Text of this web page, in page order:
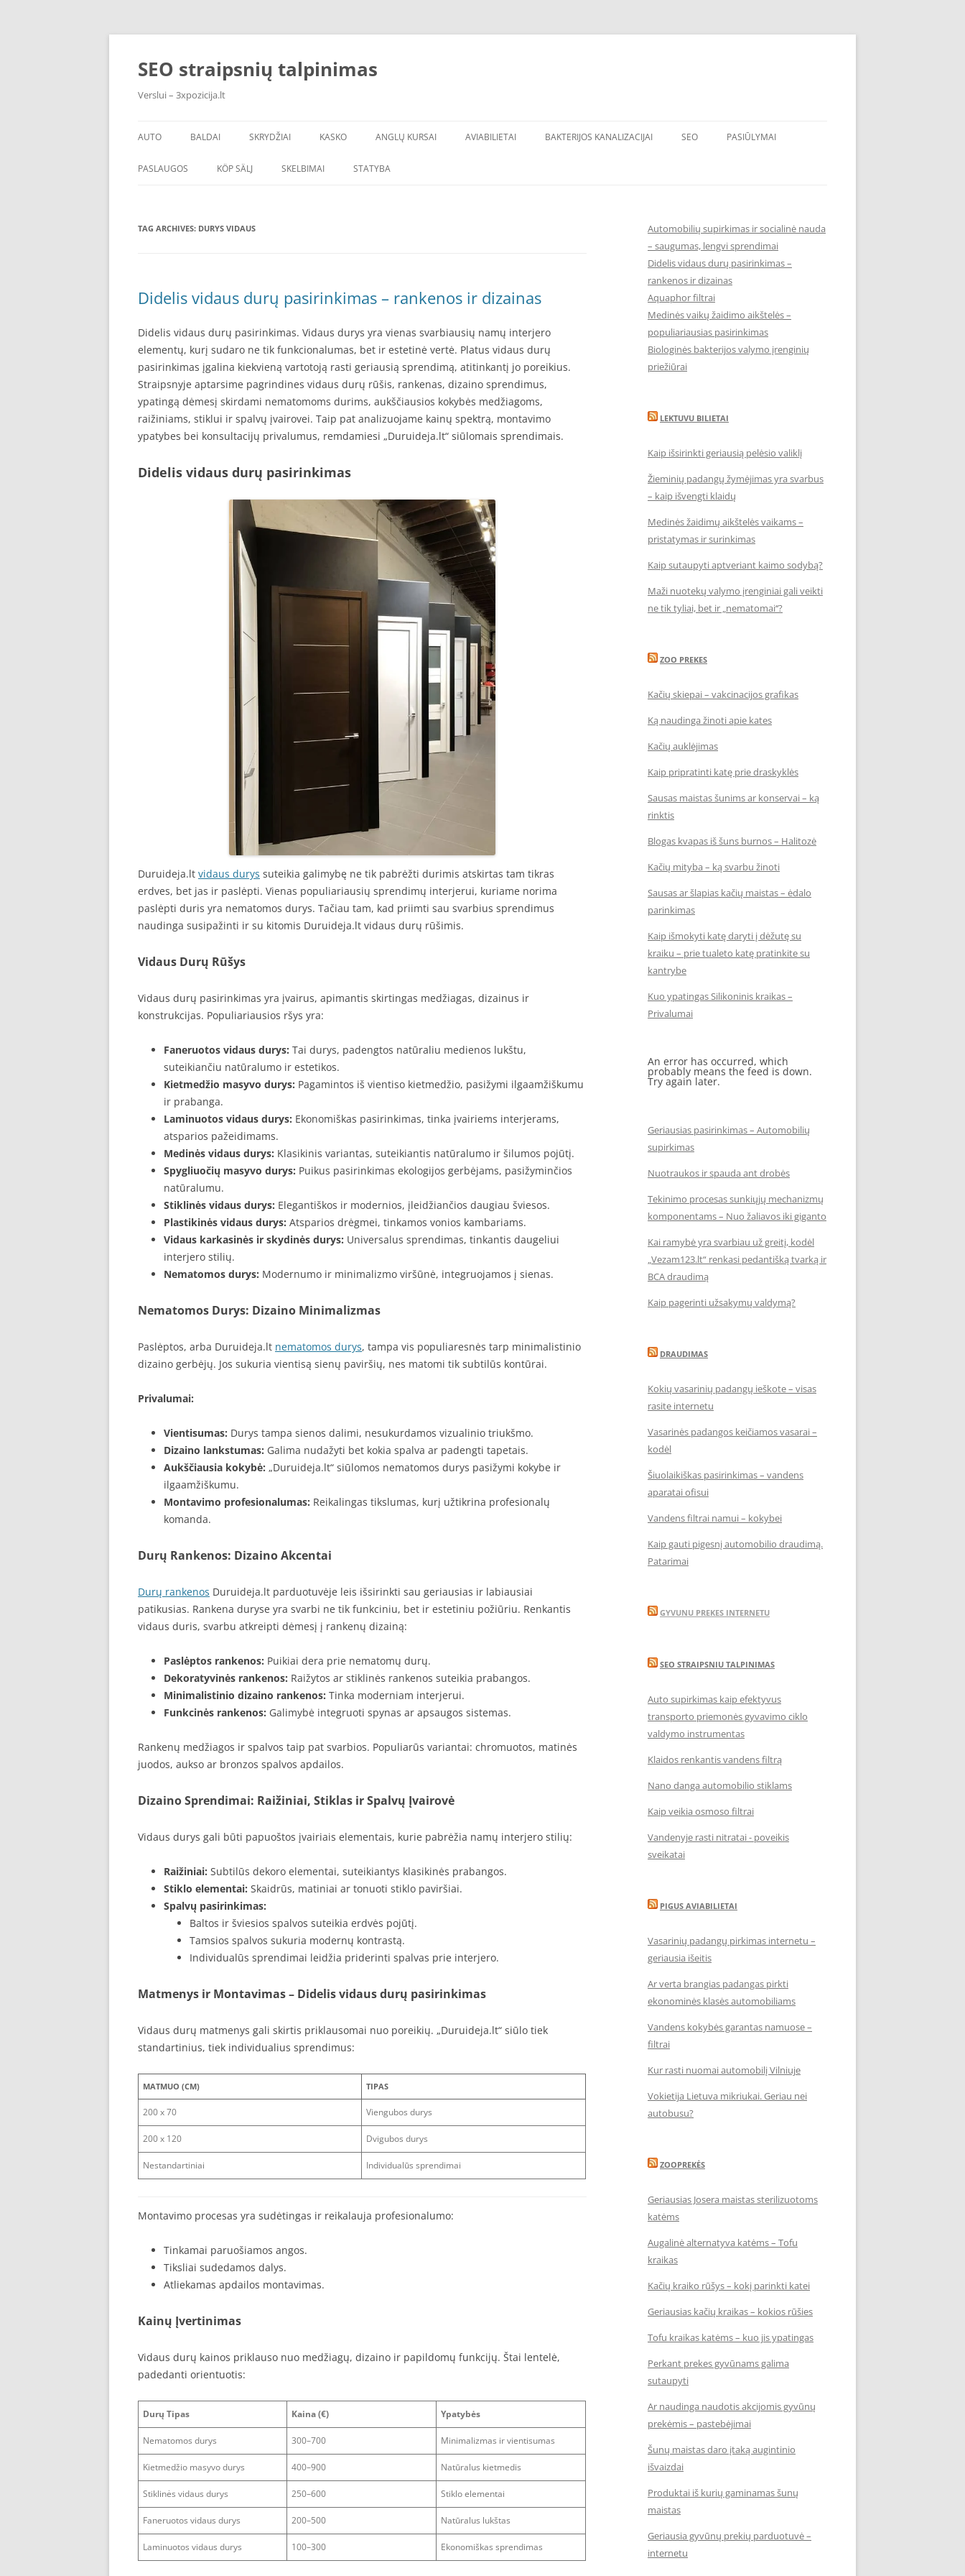
Skip
SEO straipsnių talpinimas
Verslui – 3xpozicija.lt
AUTO BALDAI SKRYDŽIAI KASKO ANGLŲ KURSAI AVIABILIETAI BAKTERIJOS KANALIZACIJAI SEO PASIŪLYMAI
PASLAUGOS KÖP SÄLJ SKELBIMAI STATYBA
TAG ARCHIVES: DURYS VIDAUS
Didelis vidaus durų pasirinkimas – rankenos ir dizainas
Didelis vidaus durų pasirinkimas. Vidaus durys yra vienas svarbiausių namų interjero
elementų, kurį sudaro ne tik funkcionalumas, bet ir estetinė vertė. Platus vidaus durų
pasirinkimas įgalina kiekvieną vartotoją rasti geriausią sprendimą, atitinkantį jo poreikius.
Straipsnyje aptarsime pagrindines vidaus durų rūšis, rankenas, dizaino sprendimus,
ypatingą dėmesį skirdami nematomoms durims, aukščiausios kokybės medžiagoms,
raižiniams, stiklui ir spalvų įvairovei. Taip pat analizuojame kainų spektrą, montavimo
ypatybes bei konsultacijų privalumus, remdamiesi „Duruideja.lt“ siūlomais sprendimais.
Didelis vidaus durų pasirinkimas
Duruideja.lt vidaus durys suteikia galimybę ne tik pabrėžti durimis atskirtas tam tikras
erdves, bet jas ir paslėpti. Vienas populiariausių sprendimų interjerui, kuriame norima
paslėpti duris yra nematomos durys. Tačiau tam, kad priimti sau svarbius sprendimus
naudinga susipažinti ir su kitomis Duruideja.lt vidaus durų rūšimis.
Vidaus Durų Rūšys
Vidaus durų pasirinkimas yra įvairus, apimantis skirtingas medžiagas, dizainus ir
konstrukcijas. Populiariausios ršys yra:
Faneruotos vidaus durys: Tai durys, padengtos natūraliu medienos lukštu,
suteikiančiu natūralumo ir estetikos.
Kietmedžio masyvo durys: Pagamintos iš vientiso kietmedžio, pasižymi ilgaamžiškumu
ir prabanga.
Laminuotos vidaus durys: Ekonomiškas pasirinkimas, tinka įvairiems interjerams,
atsparios pažeidimams.
Medinės vidaus durys: Klasikinis variantas, suteikiantis natūralumo ir šilumos pojūtį.
Spygliuočių masyvo durys: Puikus pasirinkimas ekologijos gerbėjams, pasižyminčios
natūralumu.
Stiklinės vidaus durys: Elegantiškos ir modernios, įleidžiančios daugiau šviesos.
Plastikinės vidaus durys: Atsparios drėgmei, tinkamos vonios kambariams.
Vidaus karkasinės ir skydinės durys: Universalus sprendimas, tinkantis daugeliui
interjero stilių.
Nematomos durys: Modernumo ir minimalizmo viršūnė, integruojamos į sienas.
Nematomos Durys: Dizaino Minimalizmas
Paslėptos, arba Duruideja.lt nematomos durys, tampa vis populiaresnės tarp minimalistinio
dizaino gerbėjų. Jos sukuria vientisą sienų paviršių, nes matomi tik subtilūs kontūrai.
Privalumai:
Vientisumas: Durys tampa sienos dalimi, nesukurdamos vizualinio triukšmo.
Dizaino lankstumas: Galima nudažyti bet kokia spalva ar padengti tapetais.
Aukščiausia kokybė: „Duruideja.lt“ siūlomos nematomos durys pasižymi kokybe ir
ilgaamžiškumu.
Montavimo profesionalumas: Reikalingas tikslumas, kurį užtikrina profesionalų
komanda.
Durų Rankenos: Dizaino Akcentai
Durų rankenos Duruideja.lt parduotuvėje leis išsirinkti sau geriausias ir labiausiai
patikusias. Rankena duryse yra svarbi ne tik funkciniu, bet ir estetiniu požiūriu. Renkantis
vidaus duris, svarbu atkreipti dėmesį į rankenų dizainą:
Paslėptos rankenos: Puikiai dera prie nematomų durų.
Dekoratyvinės rankenos: Raižytos ar stiklinės rankenos suteikia prabangos.
Minimalistinio dizaino rankenos: Tinka moderniam interjerui.
Funkcinės rankenos: Galimybė integruoti spynas ar apsaugos sistemas.
Rankenų medžiagos ir spalvos taip pat svarbios. Populiarūs variantai: chromuotos, matinės
juodos, aukso ar bronzos spalvos apdailos.
Dizaino Sprendimai: Raižiniai, Stiklas ir Spalvų Įvairovė
Vidaus durys gali būti papuoštos įvairiais elementais, kurie pabrėžia namų interjero stilių:
Raižiniai: Subtilūs dekoro elementai, suteikiantys klasikinės prabangos.
Stiklo elementai: Skaidrūs, matiniai ar tonuoti stiklo paviršiai.
Spalvų pasirinkimas:
Baltos ir šviesios spalvos suteikia erdvės pojūtį.
Tamsios spalvos sukuria modernų kontrastą.
Individualūs sprendimai leidžia priderinti spalvas prie interjero.
Matmenys ir Montavimas – Didelis vidaus durų pasirinkimas
Vidaus durų matmenys gali skirtis priklausomai nuo poreikių. „Duruideja.lt“ siūlo tiek
standartinius, tiek individualius sprendimus:
MATMUO (CM) TIPAS
200 x 70 Viengubos durys
200 x 120 Dvigubos durys
Nestandartiniai Individualūs sprendimai
Montavimo procesas yra sudėtingas ir reikalauja profesionalumo:
Tinkamai paruošiamos angos.
Tiksliai sudedamos dalys.
Atliekamas apdailos montavimas.
Kainų Įvertinimas
Vidaus durų kainos priklauso nuo medžiagų, dizaino ir papildomų funkcijų. Štai lentelė,
padedanti orientuotis:
Durų Tipas Kaina (€) Ypatybės
Nematomos durys 300–700 Minimalizmas ir vientisumas
Kietmedžio masyvo durys 400–900 Natūralus kietmedis
Stiklinės vidaus durys 250–600 Stiklo elementai
Faneruotos vidaus durys 200–500 Natūralus lukštas
Laminuotos vidaus durys 100–300 Ekonomiškas sprendimas
Automobilių supirkimas ir socialinė nauda
– saugumas, lengvi sprendimai
Didelis vidaus durų pasirinkimas –
rankenos ir dizainas
Aquaphor filtrai
Medinės vaikų žaidimo aikštelės –
populiariausias pasirinkimas
Biologinės bakterijos valymo įrenginių
priežiūrai
LEKTUVU BILIETAI
Kaip išsirinkti geriausią pelėsio valiklį
Žieminių padangų žymėjimas yra svarbus
– kaip išvengti klaidų
Medinės žaidimų aikštelės vaikams –
pristatymas ir surinkimas
Kaip sutaupyti aptveriant kaimo sodybą?
Maži nuotekų valymo įrenginiai gali veikti
ne tik tyliai, bet ir „nematomai‘‘?
ZOO PREKES
Kačių skiepai – vakcinacijos grafikas
Ką naudinga žinoti apie kates
Kačių auklėjimas
Kaip pripratinti katę prie draskyklės
Sausas maistas šunims ar konservai – ką
rinktis
Blogas kvapas iš šuns burnos – Halitozė
Kačių mityba – ką svarbu žinoti
Sausas ar šlapias kačių maistas – ėdalo
parinkimas
Kaip išmokyti katę daryti į dėžutę su
kraiku – prie tualeto katę pratinkite su
kantrybe
Kuo ypatingas Silikoninis kraikas –
Privalumai
An error has occurred, which
probably means the feed is down.
Try again later.
Geriausias pasirinkimas – Automobilių
supirkimas
Nuotraukos ir spauda ant drobės
Tekinimo procesas sunkiųjų mechanizmų
komponentams – Nuo žaliavos iki giganto
Kai ramybė yra svarbiau už greitį, kodėl
„Vezam123.lt“ renkasi pedantišką tvarką ir
BCA draudimą
Kaip pagerinti užsakymų valdymą?
DRAUDIMAS
Kokių vasarinių padangų ieškote – visas
rasite internetu
Vasarinės padangos keičiamos vasarai –
kodėl
Šiuolaikiškas pasirinkimas – vandens
aparatai ofisui
Vandens filtrai namui – kokybei
Kaip gauti pigesnį automobilio draudimą.
Patarimai
GYVUNU PREKES INTERNETU
SEO STRAIPSNIU TALPINIMAS
Auto supirkimas kaip efektyvus
transporto priemonės gyvavimo ciklo
valdymo instrumentas
Klaidos renkantis vandens filtrą
Nano danga automobilio stiklams
Kaip veikia osmoso filtrai
Vandenyje rasti nitratai - poveikis
sveikatai
PIGUS AVIABILIETAI
Vasarinių padangų pirkimas internetu –
geriausia išeitis
Ar verta brangias padangas pirkti
ekonominės klasės automobiliams
Vandens kokybės garantas namuose –
filtrai
Kur rasti nuomai automobilį Vilniuje
Vokietija Lietuva mikriukai. Geriau nei
autobusu?
ZOOPREKĖS
Geriausias Josera maistas sterilizuotoms
katėms
Augalinė alternatyva katėms – Tofu
kraikas
Kačių kraiko rūšys – kokį parinkti katei
Geriausias kačių kraikas – kokios rūšies
Tofu kraikas katėms – kuo jis ypatingas
Perkant prekes gyvūnams galima
sutaupyti
Ar naudinga naudotis akcijomis gyvūnų
prekėmis – pastebėjimai
Šunų maistas daro įtaką augintinio
išvaizdai
Produktai iš kurių gaminamas šunų
maistas
Geriausia gyvūnų prekių parduotuvė –
internetu